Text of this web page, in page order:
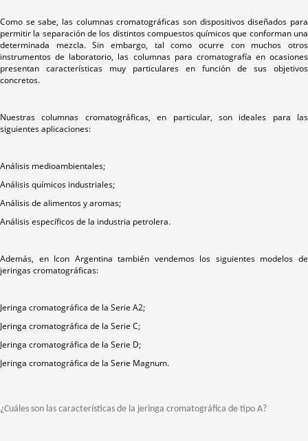
Como se sabe, las columnas cromatográficas son dispositivos diseñados para
permitir la separación de los distintos compuestos químicos que conforman una
determinada mezcla. Sin embargo, tal como ocurre con muchos otros
instrumentos de laboratorio, las columnas para cromatografía en ocasiones
presentan características muy particulares en función de sus objetivos
concretos.
Nuestras columnas cromatográficas, en particular, son ideales para las
siguientes aplicaciones:
Análisis medioambientales;
Análisis químicos industriales;
Análisis de alimentos y aromas;
Análisis específicos de la industria petrolera.
Además, en Icon Argentina también vendemos los siguientes modelos de
jeringas cromatográficas:
Jeringa cromatográfica de la Serie A2;
Jeringa cromatográfica de la Serie C;
Jeringa cromatográfica de la Serie D;
Jeringa cromatográfica de la Serie Magnum.
¿Cuáles son las características de la jeringa cromatográfica de tipo A?